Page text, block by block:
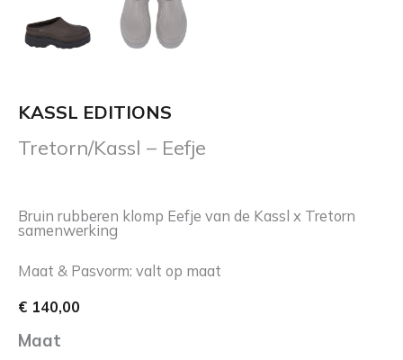
KASSL EDITIONS
Tretorn/Kassl – Eefje
Bruin rubberen klomp Eefje van de Kassl x Tretorn
samenwerking
Maat & Pasvorm: valt op maat
€ 140,00
Maat